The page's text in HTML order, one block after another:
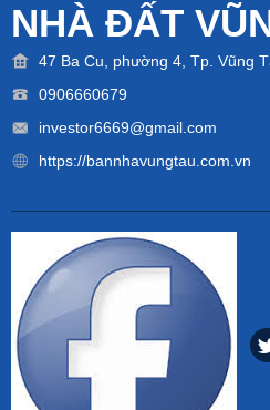
NHÀ ĐẤT
47 Ba Cu, phường 4, Tp. Vũng
0906660679
investor6669@gmail.com
https://bannhavungtau.com.vn